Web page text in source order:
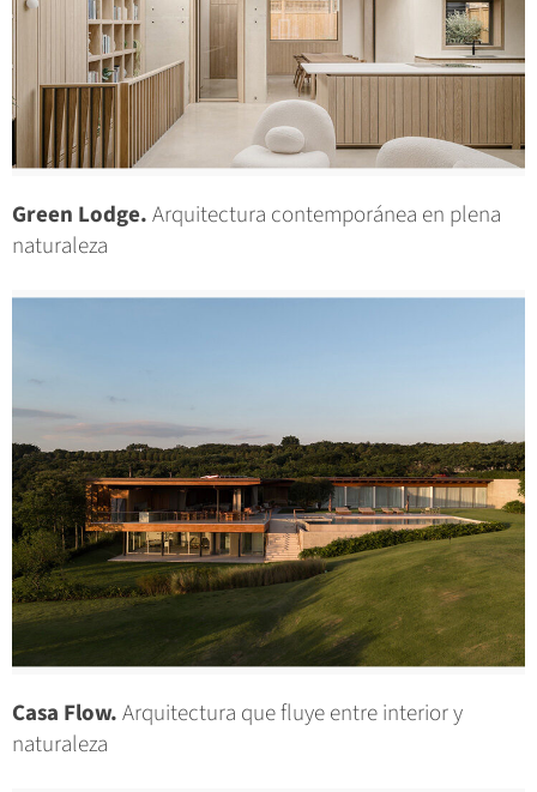
Green Lodge.Arquitectura contemporánea en plena
naturaleza
Casa Flow.Arquitectura que fluye entre interior y
naturaleza